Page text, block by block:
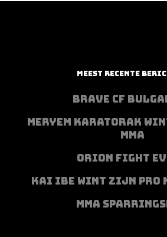
MEEST RECENTE
BRAVE CF
MERYEM KARATORAK
MMA
ORION FIGHT
KAI IBE WINT ZIJN PRO
MMA